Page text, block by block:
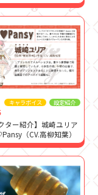
キャラボイス 設定紹介
ター紹介】城崎ユリア
（CV.⾼柳知葉）